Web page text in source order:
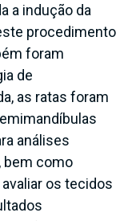
a indução da
procedimento
foram
de
as ratas foram
análises
bem como
os tecidos